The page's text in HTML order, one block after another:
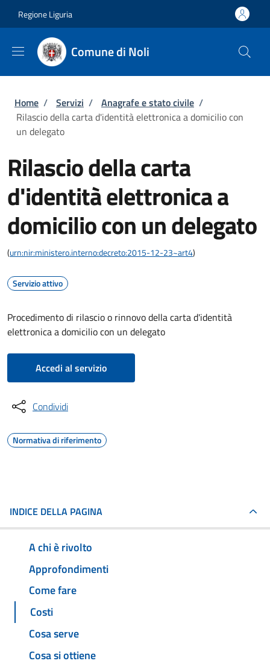
Regione Liguria
Comune di Noli
Briciole di pane
Home / Servizi / Anagrafe e stato civile /
Rilascio della carta d'identità elettronica a domicilio con
un delegato
Rilascio della carta
d'identità elettronica a
domicilio con un delegato
(urn:nir:ministero.interno:decreto:2015-12-23~art4)
Servizio attivo
Procedimento di rilascio o rinnovo della carta d'identità
elettronica a domicilio con un delegato
Accedi al servizio
Condividi
Normativa di riferimento
INDICE DELLA PAGINA
A chi è rivolto
Approfondimenti
Come fare
Costi
Cosa serve
Cosa si ottiene